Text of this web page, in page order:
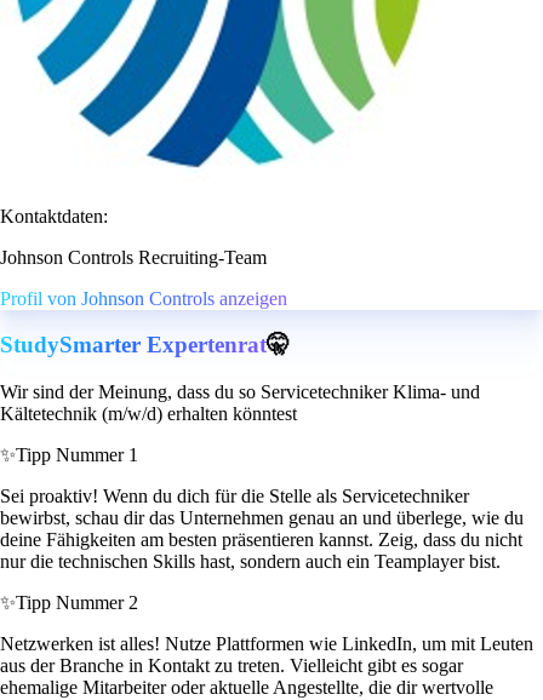
Kontaktdaten:
Johnson Controls Recruiting-Team
Profil von Johnson Controls anzeigen
StudySmarter Expertenrat🤫
Wir sind der Meinung, dass du so Servicetechniker Klima- und
Kältetechnik (m/w/d) erhalten könntest
✨Tipp Nummer 1
Sei proaktiv! Wenn du dich für die Stelle als Servicetechniker
bewirbst, schau dir das Unternehmen genau an und überlege, wie du
deine Fähigkeiten am besten präsentieren kannst. Zeig, dass du nicht
nur die technischen Skills hast, sondern auch ein Teamplayer bist.
✨Tipp Nummer 2
Netzwerken ist alles! Nutze Plattformen wie LinkedIn, um mit Leuten
aus der Branche in Kontakt zu treten. Vielleicht gibt es sogar
ehemalige Mitarbeiter oder aktuelle Angestellte, die dir wertvolle